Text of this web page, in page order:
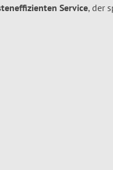
Service, der